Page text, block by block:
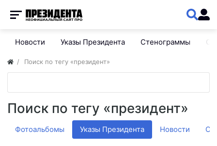
Новости Указы Президента Стенограммы
Поиск по тегу «президент»
Поиск по тегу «президент»
Фотоальбомы Указы Президента Новости